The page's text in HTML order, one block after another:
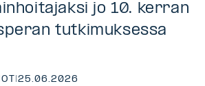
jo 10. kerran
tutkimuksessa
|25.06.2026